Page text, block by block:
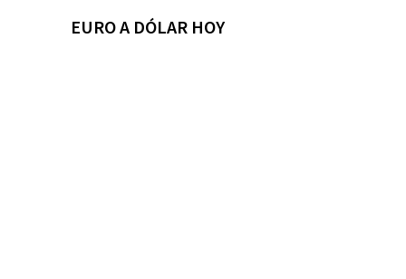
EURO A DÓLAR HOY